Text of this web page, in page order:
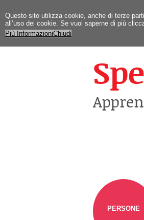
Questo sito utilizza cookie, anche di terze
all’uso dei cookie. Se vuoi saperne di più
Più InformazioniChiudi
PERSONE